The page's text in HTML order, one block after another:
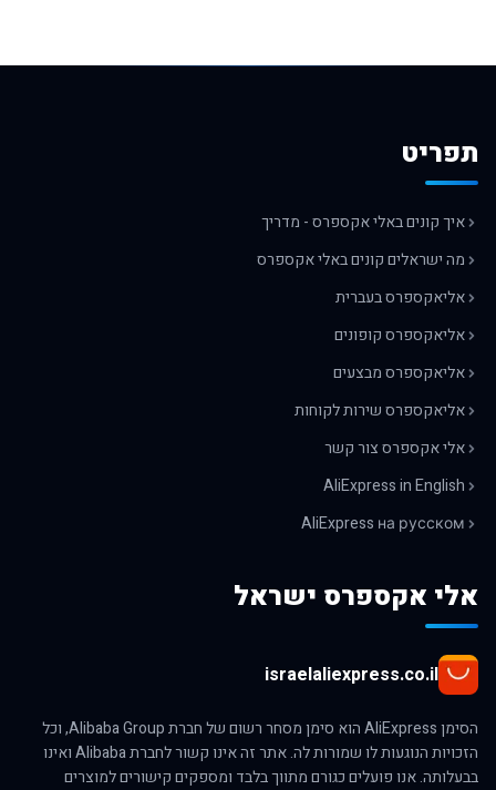
תפריט
איך קונים באלי אקספרס - מדריך
מה ישראלים קונים באלי אקספרס
אליאקספרס בעברית
אליאקספרס קופונים
אליאקספרס מבצעים
אליאקספרס שירות לקוחות
אלי אקספרס צור קשר
AliExpress in English
AliExpress на русском
אלי אקספרס ישראל
israelaliexpress.co.il
הסימן AliExpress הוא סימן מסחר רשום של חברת Alibaba Group, וכל
הזכויות הנוגעות לו שמורות לה. אתר זה אינו קשור לחברת Alibaba ואינו
בבעלותה. אנו פועלים כגורם מתווך בלבד ומספקים קישורים למוצרים